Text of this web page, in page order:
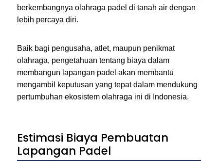
berkembangnya olahraga padel di tanah air dengan
lebih percaya diri.
Baik bagi pengusaha, atlet, maupun penikmat
olahraga, pengetahuan tentang biaya dalam
membangun lapangan padel akan membantu
mengambil keputusan yang tepat dalam mendukung
pertumbuhan ekosistem olahraga ini di Indonesia.
Estimasi Biaya Pembuatan
Lapangan Padel